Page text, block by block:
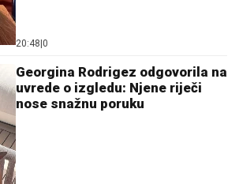
20:48|0
Georgina Rodrigez odgovorila na
uvrede o izgledu: Njene riječi
nose snažnu poruku